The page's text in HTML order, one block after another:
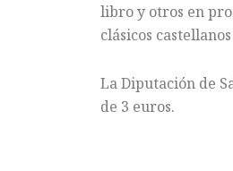
libro y otros en
clásicos
La Diputación de
de 3 euros.